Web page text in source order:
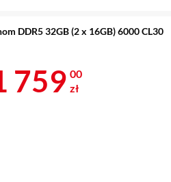
DDR5 32GB (2 x 16GB) 6000 CL30
1 759 zł
759 00
zł